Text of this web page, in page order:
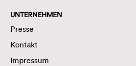
UNTERNEHMEN
Presse
Kontakt
Impressum